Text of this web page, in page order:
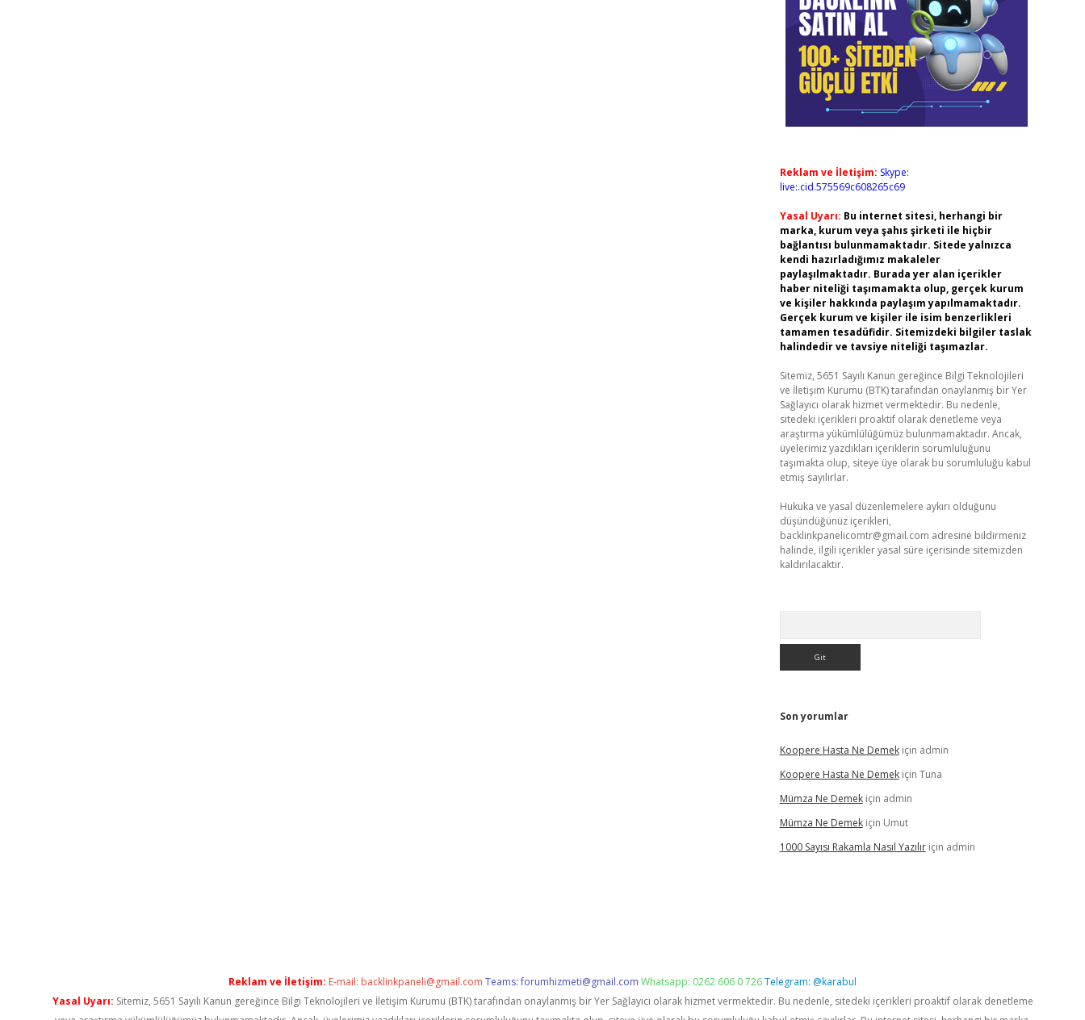
Reklam ve İletişim: Skype:
live:.cid.575569c608265c69
Yasal Uyarı: Bu internet sitesi, herhangi bir
marka, kurum veya şahıs şirketi ile hiçbir
bağlantısı bulunmamaktadır. Sitede yalnızca
kendi hazırladığımız makaleler
paylaşılmaktadır. Burada yer alan içerikler
haber niteliği taşımamakta olup, gerçek kurum
ve kişiler hakkında paylaşım yapılmamaktadır.
Gerçek kurum ve kişiler ile isim benzerlikleri
tamamen tesadüfidir. Sitemizdeki bilgiler taslak
halindedir ve tavsiye niteliği taşımazlar.
Sitemiz, 5651 Sayılı Kanun gereğince Bilgi Teknolojileri
ve İletişim Kurumu (BTK) tarafından onaylanmış bir Yer
Sağlayıcı olarak hizmet vermektedir. Bu nedenle,
sitedeki içerikleri proaktif olarak denetleme veya
araştırma yükümlülüğümüz bulunmamaktadır. Ancak,
üyelerimiz yazdıkları içeriklerin sorumluluğunu
taşımakta olup, siteye üye olarak bu sorumluluğu kabul
etmiş sayılırlar.
Hukuka ve yasal düzenlemelere aykırı olduğunu
düşündüğünüz içerikleri,
backlinkpanelicomtr@gmail.com adresine bildirmeniz
halinde, ilgili içerikler yasal süre içerisinde sitemizden
kaldırılacaktır.
Son yorumlar
Koopere Hasta Ne Demekiçin admin
Koopere Hasta Ne Demekiçin Tuna
Mümza Ne Demekiçin admin
Mümza Ne Demekiçin Umut
1000 Sayısı Rakamla Nasıl Yazılıriçin admin
Reklam ve İletişim: E-mail: backlinkpaneli@gmail.com Teams:forumhizmeti@gmail.com Whatsapp: 0262 606 0 726Telegram: @karabul
Yasal Uyarı: Sitemiz, 5651 Sayılı Kanun gereğince Bilgi Teknolojileri ve İletişim Kurumu (BTK) tarafından onaylanmış bir Yer Sağlayıcı olarak hizmet vermektedir. Bu nedenle, sitedeki içerikleri proaktif olarak denetleme